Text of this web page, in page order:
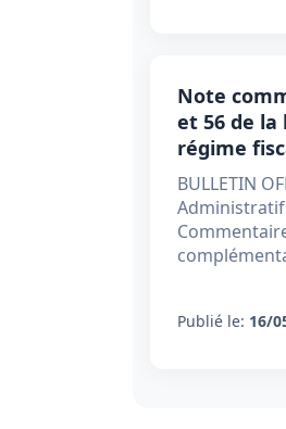
Note
et 56 de la
régime
BULLETIN
Publié le: 16/